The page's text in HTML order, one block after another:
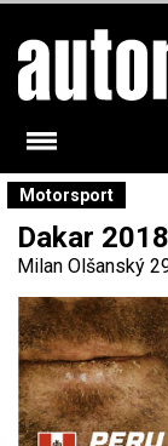
Motorsport
Dakar
Milan Olšanský